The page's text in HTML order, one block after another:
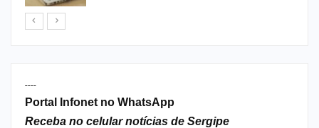
----
Portal Infonet no WhatsApp
Receba no celular notícias de Sergipe